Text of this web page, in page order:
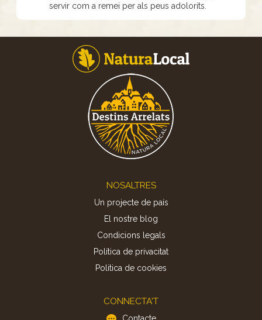
servir com a remei per als peus adolorits.
NOSALTRES
Un projecte de país
El nostre blog
Condicions legals
Política de privacitat
Politica de cookies
CONNECTA'T
Contacte